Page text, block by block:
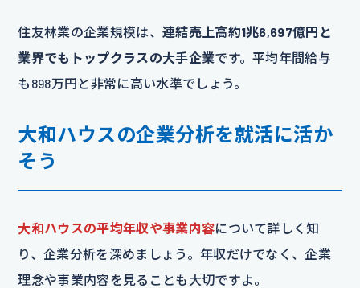
住友林業の企業規模は、 連結売上高約1兆6,697億円と
業界でもトップクラスの大手企業です。平均年間給与
も898万円と非常に高い水準でしょう。
大和ハウスの企業分析を就活に活か
そう
大和ハウスの平均年収や事業内容について詳しく知
り、企業分析を深めましょう。年収だけでなく、企業
理念や事業内容を見ることも大切ですよ。